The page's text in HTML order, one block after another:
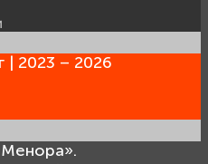
| 2023 – 2026